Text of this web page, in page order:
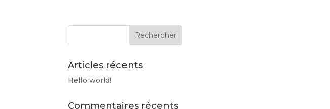
Articles récents
Hello world!
Commentaires récents